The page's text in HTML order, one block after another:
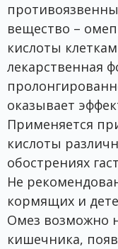
вещество –
кислоты
лекарственная
оказывает
Применяется
кислоты
обострениях
Не
кормящих и
Омез возможно
кишечника,